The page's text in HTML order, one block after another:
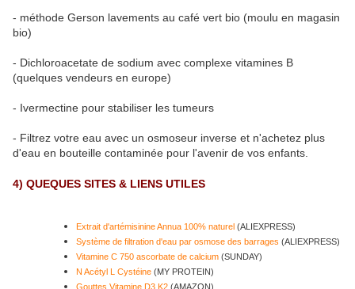
- méthode Gerson lavements au café vert bio (moulu en magasin
bio)
- Dichloroacetate de sodium avec complexe vitamines B
(quelques vendeurs en europe)
- Ivermectine pour stabiliser les tumeurs
- Filtrez votre eau avec un osmoseur inverse et n'achetez plus
d'eau en bouteille contaminée pour l'avenir de vos enfants.
4) QUEQUES SITES & LIENS UTILES
Extrait d'artémisinine Annua 100% naturel (ALIEXPRESS)
Système de filtration d'eau par osmose des barrages (ALIEXPRESS)
Vitamine C 750 ascorbate de calcium (SUNDAY)
N Acétyl L Cystéine (MY PROTEIN)
Gouttes Vitamine D3 K2 (AMAZON)